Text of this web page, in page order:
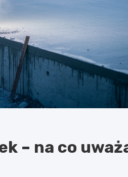
– na co